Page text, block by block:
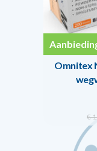
Omnitex
€